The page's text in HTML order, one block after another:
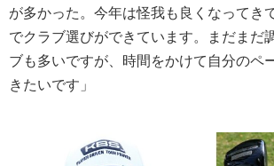
が多かった。今年は怪我も良くなってき
でクラブ選びができています。まだまだ
ブも多いですが、時間をかけて自分のペ
きたいです」